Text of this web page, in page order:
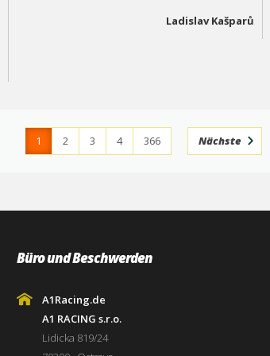
Ladislav Kašparů
1 2 3 4 366 Nächste
Büro und Beschwerden
A1Racing.de
A1 RACING s.r.o.
Lidicka 819/24